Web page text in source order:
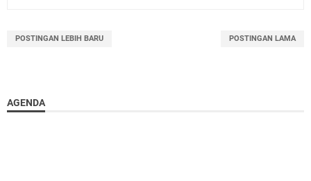
POSTINGAN LEBIH BARU POSTINGAN LAMA
AGENDA